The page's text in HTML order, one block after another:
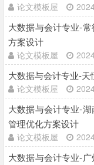
论文模板屋
大数据与会计专业-
方案设计
论文模板屋
大数据与会计专业-
论文模板屋
大数据与会计专业-
管理优化方案设计
论文模板屋
大数据与会计专业-